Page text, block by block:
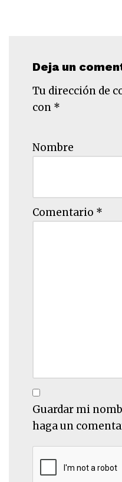
Deja un
Tu dirección de
con *
Nombre
Comentario *
Guardar mi
haga un